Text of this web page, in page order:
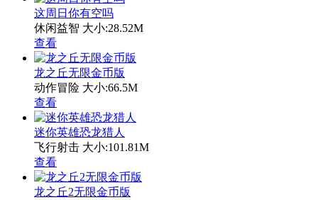
这周日你有空吗
休闲益智 大小:28.52M
查看
龙之丘无限金币版
动作冒险 大小:66.5M
查看
迷你英雄恐龙猎人
飞行射击 大小:101.81M
查看
龙之丘2无限金币版